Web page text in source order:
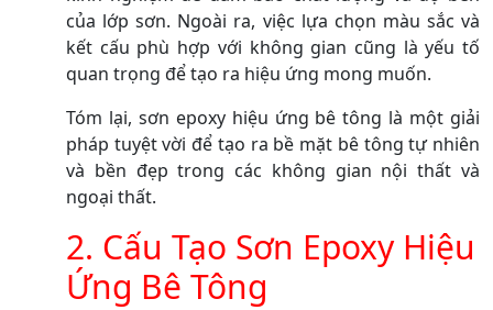
của lớp sơn. Ngoài ra, việc lựa chọn màu sắc và
kết cấu phù hợp với không gian cũng là yếu tố
quan trọng để tạo ra hiệu ứng mong muốn.
Tóm lại, sơn epoxy hiệu ứng bê tông là một giải
pháp tuyệt vời để tạo ra bề mặt bê tông tự nhiên
và bền đẹp trong các không gian nội thất và
ngoại thất.
2. Cấu Tạo Sơn Epoxy Hiệu
Ứng Bê Tông